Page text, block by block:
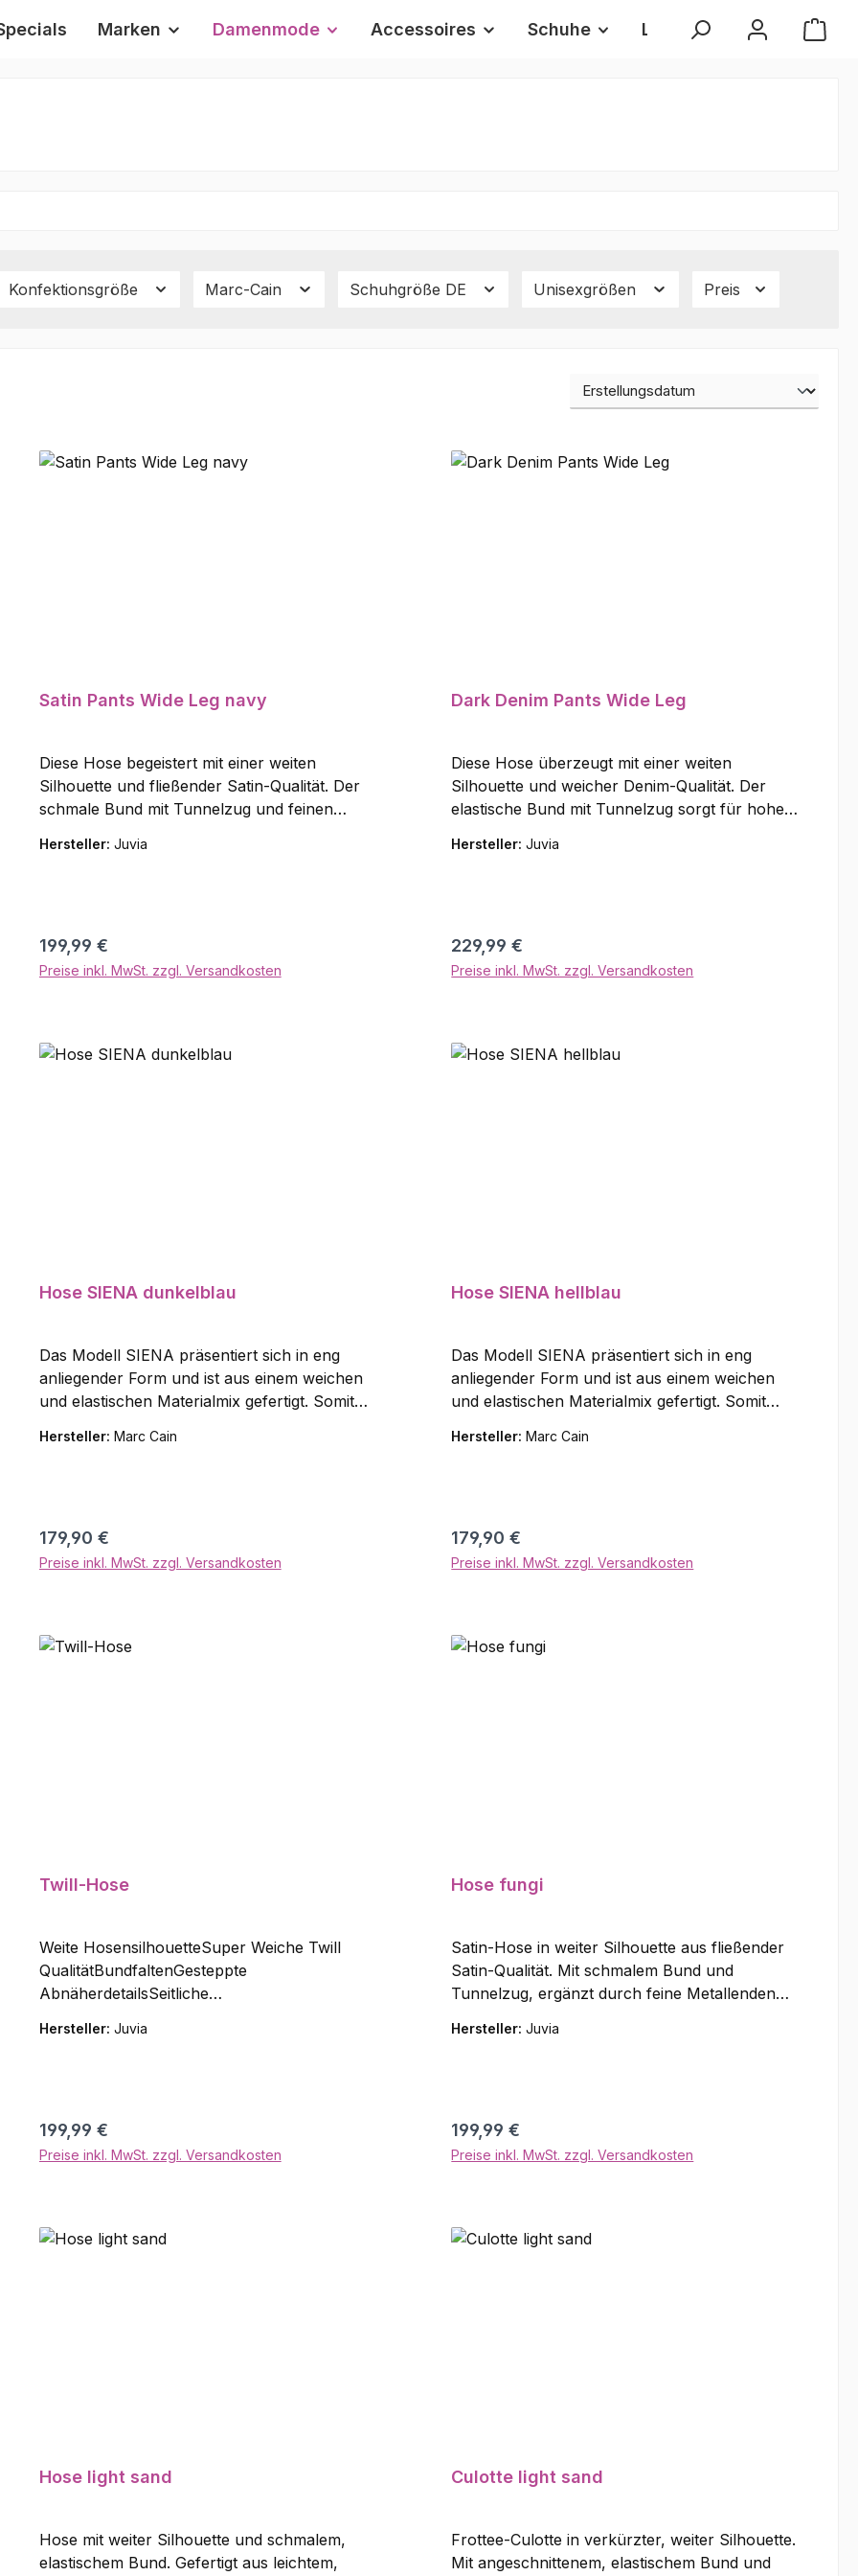
Marken Damenmode Accessoires Schuhe Lifestyle
Konfektionsgröße Marc-Cain Schuhgröße DE Unisexgrößen Preis
Satin Pants Wide Leg navy
Diese Hose begeistert mit einer weiten
Silhouette und fließender Satin-Qualität. Der
schmale Bund mit Tunnelzug und feinen
moderne Optik, während seitliche Nahttaschen
Hersteller: Juvia
Regulärer Preis:
199,99 €
Preise inkl. MwSt. zzgl. Versandkosten
Dark Denim Pants Wide Leg
Diese Hose überzeugt mit einer weiten
Silhouette und weicher Denim-Qualität. Der
elastische Bund mit Tunnelzug sorgt für hohen
Eingrifftaschen, ein breiter Saumstepp und
Hersteller:Juvia
Regulärer Preis:
229,99 €
Preise inkl. MwSt. zzgl. Versandkosten
Hose SIENA dunkelblau
Das Modell SIENA präsentiert sich in eng
anliegender Form und ist aus einem weichen
und elastischen Materialmix gefertigt. Somit
Gummibund zeigt sich mit "Sports"-
Hersteller: Marc Cain
Regulärer Preis:
179,90 €
Preise inkl. MwSt. zzgl. Versandkosten
Hose SIENA hellblau
Das Modell SIENA präsentiert sich in eng
anliegender Form und ist aus einem weichen
und elastischen Materialmix gefertigt. Somit
Gummibund zeigt sich mit "Sports"-
Hersteller:Marc Cain
Regulärer Preis:
179,90 €
Preise inkl. MwSt. zzgl. Versandkosten
Twill-Hose
Weite HosensilhouetteSuper Weiche Twill
QualitätBundfaltenGesteppte
AbnäherdetailsSeitliche
Lyocell
Hersteller: Juvia
Regulärer Preis:
199,99 €
Preise inkl. MwSt. zzgl. Versandkosten
Hose fungi
Satin-Hose in weiter Silhouette aus fließender
Satin-Qualität. Mit schmalem Bund und
Tunnelzug, ergänzt durch feine Metallenden
das Design funktional ab. Material: 100%
Hersteller:Juvia
Regulärer Preis:
199,99 €
Preise inkl. MwSt. zzgl. Versandkosten
Hose light sand
Hose mit weiter Silhouette und schmalem,
elastischem Bund. Gefertigt aus leichtem,
Culotte light sand
Frottee-Culotte in verkürzter, weiter Silhouette.
Mit angeschnittenem, elastischem Bund und